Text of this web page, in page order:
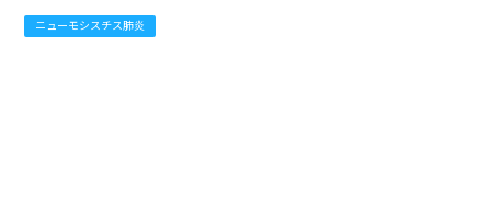
ニューモシスチス肺炎